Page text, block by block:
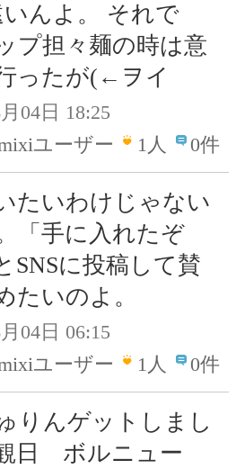
いんよ。 それで
プ担々麺の時は意
ったが(←ヲイ
04日 18:25
ユーザー
1人 0件
たいわけじゃない
「手に入れたぞ
SNSに投稿して賛
たいのよ。
04日 06:15
ユーザー
1人 0件
りんゲットしまし
日 ボルニュー